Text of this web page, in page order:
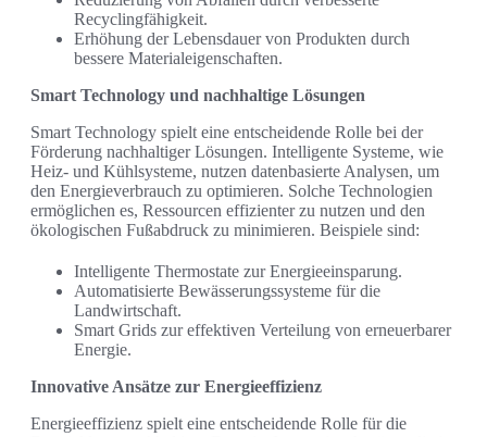
Recyclingfähigkeit.
Erhöhung der Lebensdauer von Produkten durch
bessere Materialeigenschaften.
Smart Technology und nachhaltige Lösungen
Smart Technology spielt eine entscheidende Rolle bei der
Förderung nachhaltiger Lösungen. Intelligente Systeme, wie
Heiz- und Kühlsysteme, nutzen datenbasierte Analysen, um
den Energieverbrauch zu optimieren. Solche Technologien
ermöglichen es, Ressourcen effizienter zu nutzen und den
ökologischen Fußabdruck zu minimieren. Beispiele sind:
Intelligente Thermostate zur Energieeinsparung.
Automatisierte Bewässerungssysteme für die
Landwirtschaft.
Smart Grids zur effektiven Verteilung von erneuerbarer
Energie.
Innovative Ansätze zur Energieeffizienz
Energieeffizienz spielt eine entscheidende Rolle für die